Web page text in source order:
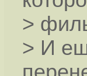
>
> И